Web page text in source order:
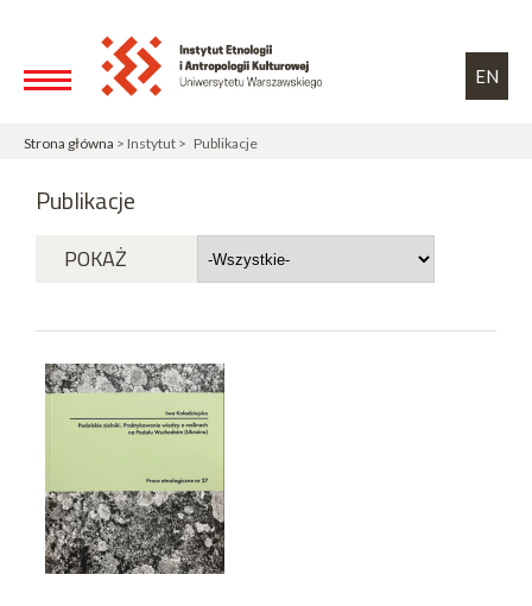
EN
Strona główna > Instytut > Publikacje
Publikacje
POKAŻ